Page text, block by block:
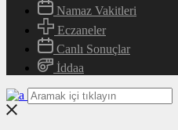
Namaz Vakitleri
Eczaneler
Canlı Sonuçlar
İddaa